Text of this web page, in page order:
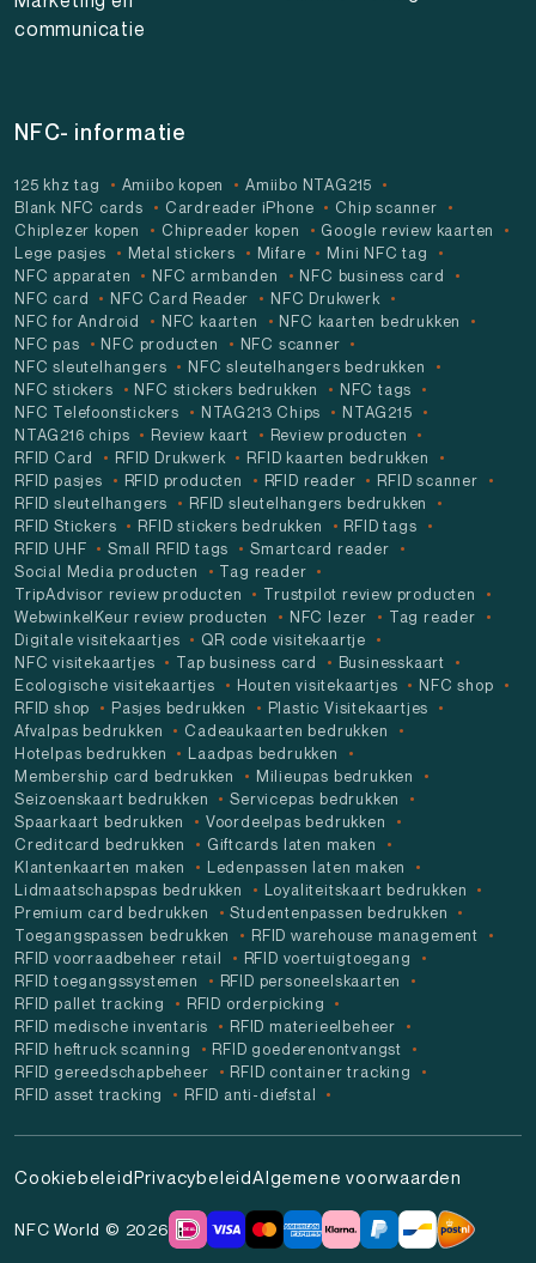
communicatie
NFC- informatie
125 khz tag Amiibo kopen
Amiibo NTAG215
Blank NFC cards
Cardreader iPhone
Chip scanner
Chiplezer kopen
Chipreader kopen
Google review kaarten
Lege pasjes
Metal stickers Mifare
Mini NFC tag
NFC apparaten
NFC armbanden
NFC business card
NFC card
NFC Card Reader
NFC Drukwerk
NFC for Android
NFC kaarten
NFC kaarten bedrukken
NFC pas
NFC producten
NFC scanner
NFC sleutelhangers
NFC sleutelhangers bedrukken
NFC stickers
NFC stickers bedrukken
NFC tags
NFC Telefoonstickers
NTAG213 Chips
NTAG215
NTAG216 chips
Review kaart
Review producten
RFID Card
RFID Drukwerk
RFID kaarten bedrukken
RFID pasjes
RFID producten RFID reader
RFID scanner
RFID sleutelhangers
RFID sleutelhangers bedrukken
RFID Stickers
RFID stickers bedrukken
RFID tags
RFID UHF
Small RFID tags
Smartcard reader
Social Media producten
Tag reader
TripAdvisor review producten
Trustpilot review producten
WebwinkelKeur review producten
NFC lezer
Tag reader
Digitale visitekaartjes
QR code visitekaartje
NFC visitekaartjes
Tap business card
Businesskaart
Ecologische visitekaartjes
Houten visitekaartjes
NFC shop
RFID shop
Pasjes bedrukken
Plastic Visitekaartjes
Afvalpas bedrukken
Cadeaukaarten bedrukken
Hotelpas bedrukken
Laadpas bedrukken
Membership card bedrukken
Milieupas bedrukken
Seizoenskaart bedrukken
Servicepas bedrukken
Spaarkaart bedrukken
Voordeelpas bedrukken
Creditcard bedrukken
Giftcards laten maken
Klantenkaarten maken
Ledenpassen laten maken
Lidmaatschapspas bedrukken
Loyaliteitskaart bedrukken
Premium card bedrukken
Studentenpassen bedrukken
Toegangspassen bedrukken
RFID warehouse management
RFID voorraadbeheer retail
RFID voertuigtoegang
RFID toegangssystemen
RFID personeelskaarten
RFID pallet tracking
RFID orderpicking
RFID medische inventaris
RFID materieelbeheer
RFID heftruck scanning
RFID goederenontvangst
RFID gereedschapbeheer
RFID container tracking
RFID asset tracking
RFID anti-diefstal
CookiebeleidPrivacybeleidAlgemene voorwaarden
NFC World © 2026